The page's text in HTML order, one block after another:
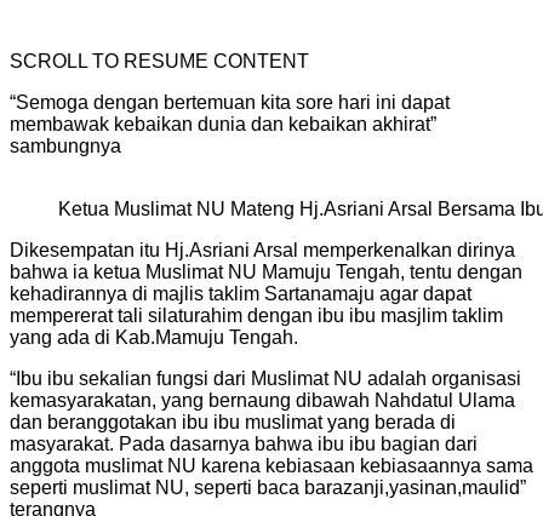
SCROLL TO RESUME CONTENT
“Semoga dengan bertemuan kita sore hari ini dapat
membawak kebaikan dunia dan kebaikan akhirat”
sambungnya
Ketua Muslimat NU Mateng Hj.Asriani Arsal Bersama
Dikesempatan itu Hj.Asriani Arsal memperkenalkan dirinya
bahwa ia ketua Muslimat NU Mamuju Tengah, tentu dengan
kehadirannya di majlis taklim Sartanamaju agar dapat
mempererat tali silaturahim dengan ibu ibu masjlim taklim
yang ada di Kab.Mamuju Tengah.
“Ibu ibu sekalian fungsi dari Muslimat NU adalah organisasi
kemasyarakatan, yang bernaung dibawah Nahdatul Ulama
dan beranggotakan ibu ibu muslimat yang berada di
masyarakat. Pada dasarnya bahwa ibu ibu bagian dari
anggota muslimat NU karena kebiasaan kebiasaannya sama
seperti muslimat NU, seperti baca barazanji,yasinan,maulid”
terangnya